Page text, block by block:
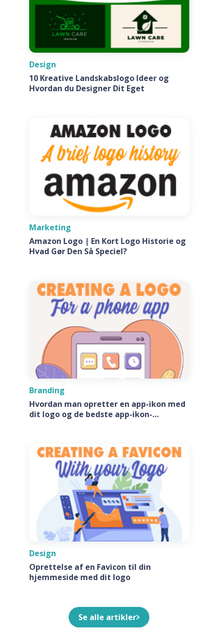
Design
10 Kreative Landskabslogo Ideer og
Hvordan du Designer Dit Eget
Marketing
Amazon Logo | En Kort Logo Historie og
Hvad Gør Den Så Speciel?
Branding
Hvordan man opretter en app-ikon med
dit logo og de bedste app-ikon-
Design
Oprettelse af en Favicon til din
hjemmeside med dit logo
Se alle artikler